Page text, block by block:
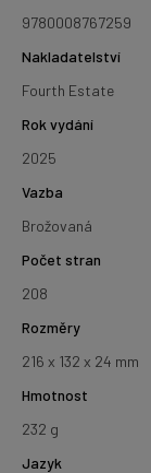
9780008767259
Nakladatelství
Fourth Estate
Rok vydání
2025
Vazba
Brožovaná
Počet stran
208
Rozměry
216 x 132 x 24 mm
Hmotnost
232 g
Jazyk